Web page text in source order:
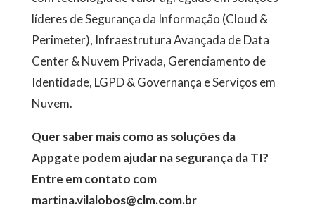
líderes de Segurança da Informação (Cloud &
Perimeter), Infraestrutura Avançada de Data
Center & Nuvem Privada, Gerenciamento de
Identidade, LGPD & Governança e Serviços em
Nuvem.
Quer saber mais como as soluções da
Appgate podem ajudar na segurança da TI?
Entre em contato com
martina.vilalobos@clm.com.br